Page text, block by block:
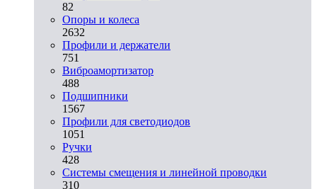
82
Опоры и колеса
2632
Профили и держатели
751
Виброамортизатор
488
Подшипники
1567
Профили для светодиодов
1051
Ручки
428
Системы смещения и линейной проводки
310